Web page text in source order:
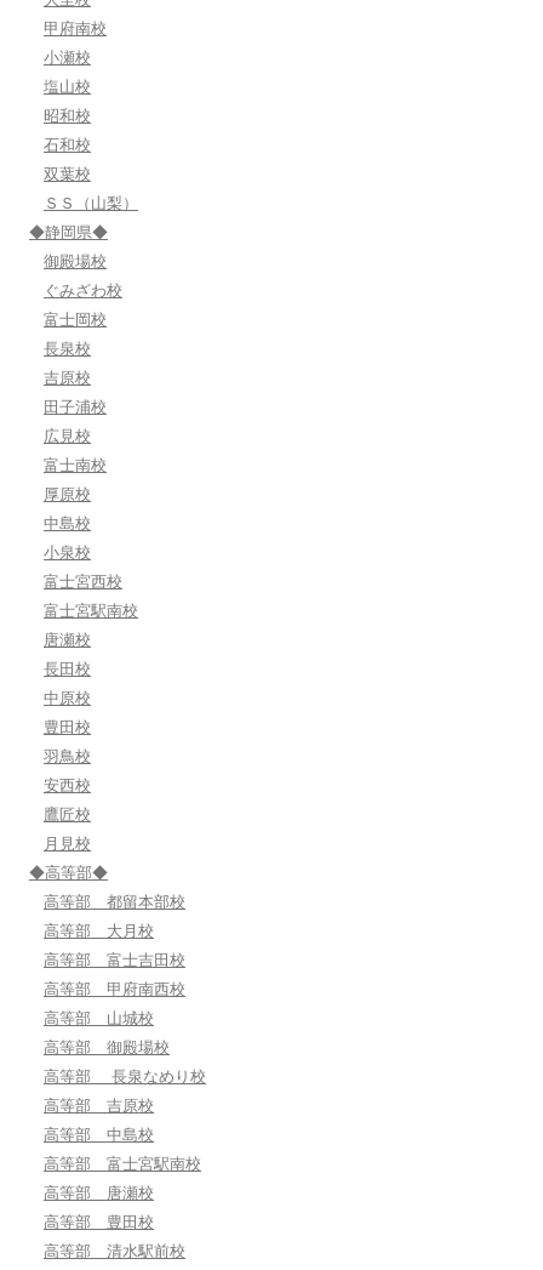
甲府南校
小瀬校
塩山校
昭和校
石和校
双葉校
ＳＳ（山梨）
◆静岡県◆
御殿場校
ぐみざわ校
富士岡校
長泉校
吉原校
田子浦校
広見校
富士南校
厚原校
中島校
小泉校
富士宮西校
富士宮駅南校
唐瀬校
長田校
中原校
豊田校
羽鳥校
安西校
鷹匠校
月見校
◆高等部◆
高等部 都留本部校
高等部 大月校
高等部 富士吉田校
高等部 甲府南西校
高等部 山城校
高等部 御殿場校
高等部 長泉なめり校
高等部 吉原校
高等部 中島校
高等部 富士宮駅南校
高等部 唐瀬校
高等部 豊田校
高等部 清水駅前校